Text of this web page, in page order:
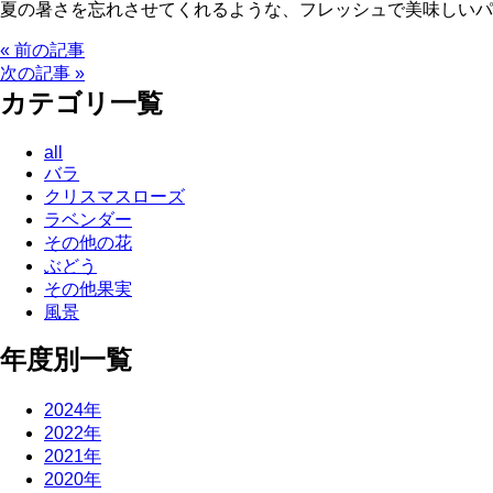
夏の暑さを忘れさせてくれるような、フレッシュで美味しいパ
« 前の記事
次の記事 »
カテゴリ一覧
all
バラ
クリスマスローズ
ラベンダー
その他の花
ぶどう
その他果実
風景
年度別一覧
2024年
2022年
2021年
2020年